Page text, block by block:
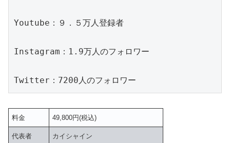
Youtube：９．５万人登録者
Instagram：1.9万人のフォロワー
Twitter：7200人のフォロワー
料金 49,800円(税込)
代表者 カイシャイン